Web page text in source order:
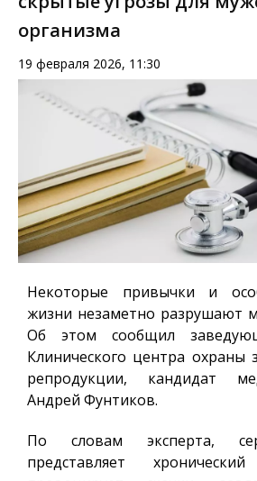
организма
19 февраля 2026, 11:30
Некоторые привычки и
жизни незаметно разрушают
Об этом сообщил
Клинического центра охраны
репродукции, кандидат
Андрей Фунтиков.
По словам эксперта,
представляет